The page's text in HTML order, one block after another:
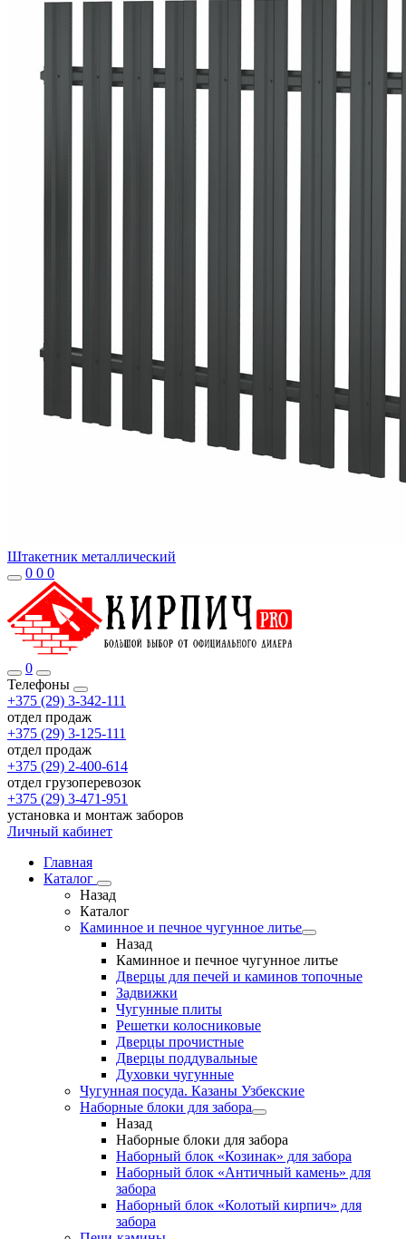
Штакетник металлический
0 0 0
0
Телефоны
+375 (29) 3-342-111
отдел продаж
+375 (29) 3-125-111
отдел продаж
+375 (29) 2-400-614
отдел грузоперевозок
+375 (29) 3-471-951
установка и монтаж заборов
Личный кабинет
Главная
Каталог
Назад
Каталог
Каминное и печное чугунное литье
Назад
Каминное и печное чугунное литье
Дверцы для печей и каминов топочные
Задвижки
Чугунные плиты
Решетки колосниковые
Дверцы прочистные
Дверцы поддувальные
Духовки чугунные
Чугунная посуда. Казаны Узбекские
Наборные блоки для забора
Назад
Наборные блоки для забора
Наборный блок «Козинак» для забора
Наборный блок «Античный камень» для
забора
Наборный блок «Колотый кирпич» для
забора